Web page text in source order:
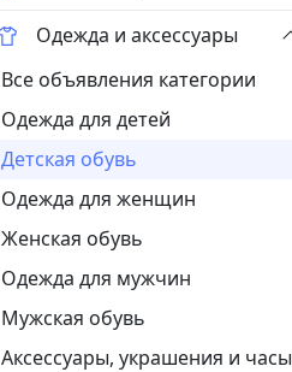
Одежда и аксессуары
Все объявления категории
Одежда для детей
Детская обувь
Одежда для женщин
Женская обувь
Одежда для мужчин
Мужская обувь
Аксессуары, украшения и часы